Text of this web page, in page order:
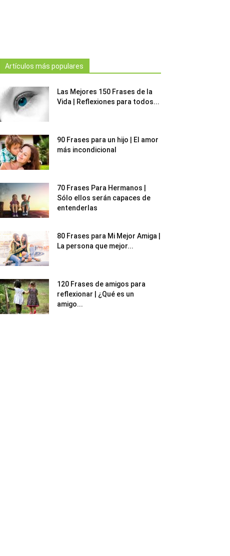
Artículos más populares
Las Mejores 150 Frases de la
Vida | Reflexiones para todos...
90 Frases para un hijo | El amor
más incondicional
70 Frases Para Hermanos |
Sólo ellos serán capaces de
entenderlas
80 Frases para Mi Mejor Amiga |
La persona que mejor...
120 Frases de amigos para
reflexionar | ¿Qué es un
amigo...